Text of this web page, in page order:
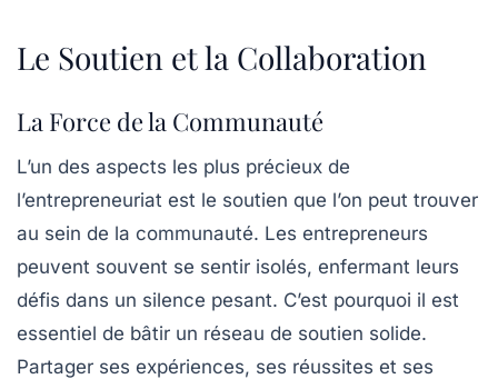
Le Soutien et la Collaboration
La Force de la Communauté
L’un des aspects les plus précieux de
l’entrepreneuriat est le soutien que l’on peut trouver
au sein de la communauté. Les entrepreneurs
peuvent souvent se sentir isolés, enfermant leurs
défis dans un silence pesant. C’est pourquoi il est
essentiel de bâtir un réseau de soutien solide.
Partager ses expériences, ses réussites et ses